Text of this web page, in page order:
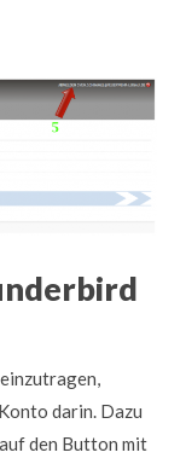
darin. Dazu
den Button mit